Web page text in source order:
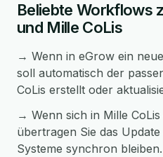
Beliebte Workflows
und Mille CoLis
→ Wenn in eGrow ein
soll automatisch der
CoLis erstellt oder
→ Wenn sich in Mille
übertragen Sie das
Systeme synchron bleiben.